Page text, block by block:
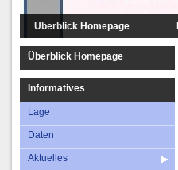
Überblick Homepage
Überblick Homepage
Informatives
Lage
Daten
Aktuelles